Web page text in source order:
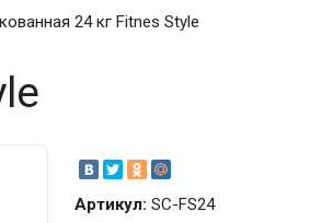
24 кг Fitnes Style
Артикул: SC-FS24